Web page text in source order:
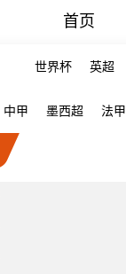
首页
世界杯 英超
中甲 墨西超 法甲